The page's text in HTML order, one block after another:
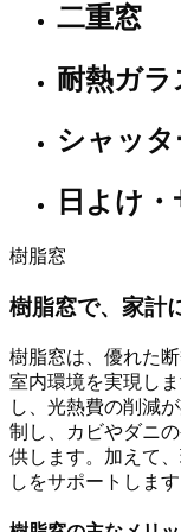
二重窓
耐熱ガ
シャッタ
日よけ
樹脂窓
樹脂窓で、家計
樹脂窓は、優れた
室内環境を実現し
し、光熱費の削減
制し、カビやダニ
供します。加えて
しをサポートします